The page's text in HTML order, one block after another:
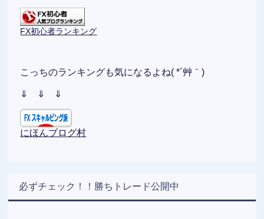
FX初心者ランキング
こっちのランキングも気になるよね( *´艸｀)
⇓ ⇓ ⇓
にほんブログ村
必ずチェック！！勝ちトレード公開中